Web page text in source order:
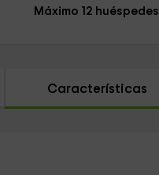
Máximo 12 huéspedes
Características